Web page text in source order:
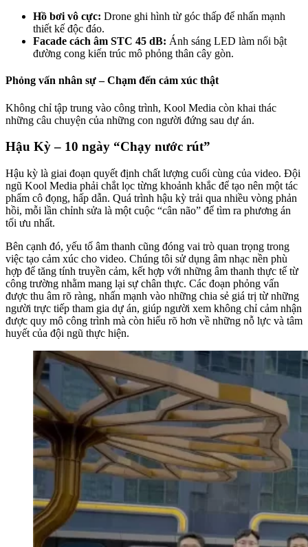
Hồ bơi vô cực: Drone ghi hình từ góc thấp để nhấn mạnh
thiết kế độc đáo.
Facade cách âm STC 45 dB: Ánh sáng LED làm nổi bật
đường cong kiến trúc mô phỏng thân cây gòn.
Phỏng vấn nhân sự – Chạm đến cảm xúc thật
Không chỉ tập trung vào công trình, Kool Media còn khai thác
những câu chuyện của những con người đứng sau dự án.
Hậu Kỳ – 10 ngày “Chạy nước rút”
Hậu kỳ là giai đoạn quyết định chất lượng cuối cùng của video. Đội
ngũ Kool Media phải chắt lọc từng khoảnh khắc để tạo nên một tác
phẩm cô đọng, hấp dẫn. Quá trình hậu kỳ trải qua nhiều vòng phản
hồi, mỗi lần chỉnh sửa là một cuộc “cân não” để tìm ra phương án
tối ưu nhất.
Bên cạnh đó, yếu tố âm thanh cũng đóng vai trò quan trọng trong
việc tạo cảm xúc cho video. Chúng tôi sử dụng âm nhạc nền phù
hợp để tăng tính truyền cảm, kết hợp với những âm thanh thực tế từ
công trường nhằm mang lại sự chân thực. Các đoạn phỏng vấn
được thu âm rõ ràng, nhấn mạnh vào những chia sẻ giá trị từ những
người trực tiếp tham gia dự án, giúp người xem không chỉ cảm nhận
được quy mô công trình mà còn hiểu rõ hơn về những nỗ lực và tâm
huyết của đội ngũ thực hiện.